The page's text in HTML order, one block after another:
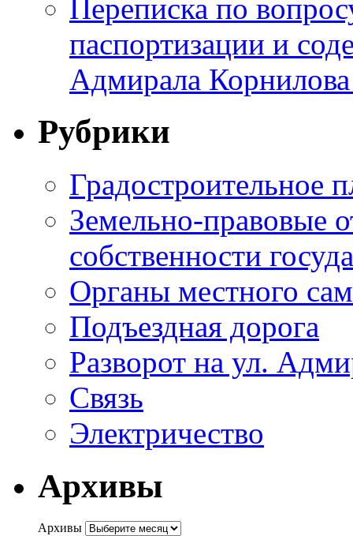
Переписка по
паспортизации и
Адмирала
Рубрики
Градостроительное
Земельно-правовые
собственности
Органы местного
Подъездная дорога
Разворот на ул.
Связь
Электричество
Архивы
Архивы